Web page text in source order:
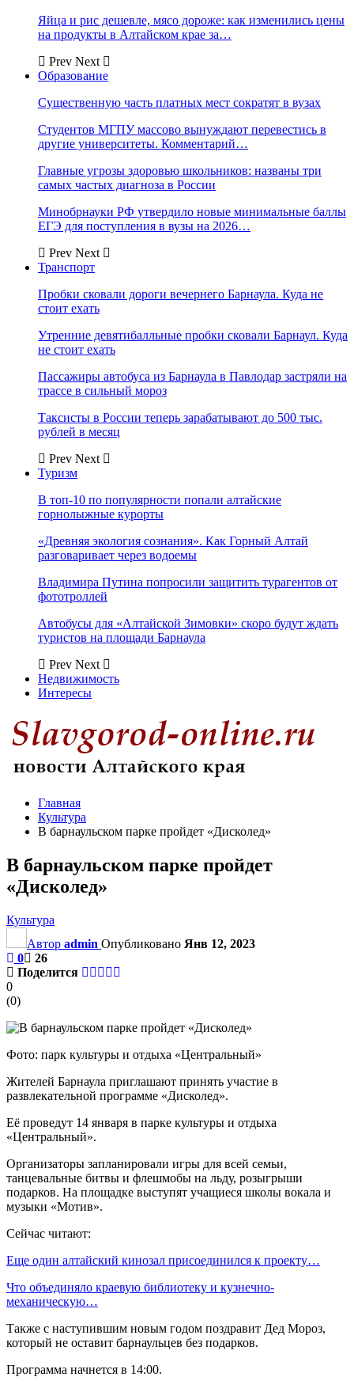
Яйца и рис дешевле, мясо дороже: как изменились цены
на продукты в Алтайском крае за…
Prev Next
Образование
Существенную часть платных мест сократят в вузах
Студентов МГПУ массово вынуждают перевестись в
другие университеты. Комментарий…
Главные угрозы здоровью школьников: названы три
самых частых диагноза в России
Минобрнауки РФ утвердило новые минимальные баллы
ЕГЭ для поступления в вузы на 2026…
Prev Next
Транспорт
Пробки сковали дороги вечернего Барнаула. Куда не
стоит ехать
Утренние девятибалльные пробки сковали Барнаул. Куда
не стоит ехать
Пассажиры автобуса из Барнаула в Павлодар застряли на
трассе в сильный мороз
Таксисты в России теперь зарабатывают до 500 тыс.
рублей в месяц
Prev Next
Туризм
В топ-10 по популярности попали алтайские
горнолыжные курорты
«Древняя экология сознания». Как Горный Алтай
разговаривает через водоемы
Владимира Путина попросили защитить турагентов от
фототроллей
Автобусы для «Алтайской Зимовки» скоро будут ждать
туристов на площади Барнаула
Prev Next
Недвижимость
Интересы
Главная
Культура
В барнаульском парке пройдет «Дисколед»
В барнаульском парке пройдет
«Дисколед»
Культура
Автор admin Опубликовано Янв 12, 2023
0
26
Поделится
0
(0)
Фото: парк культуры и отдыха «Центральный»
Жителей Барнаула приглашают принять участие в
развлекательной программе «Дисколед».
Её проведут 14 января в парке культуры и отдыха
«Центральный».
Организаторы запланировали игры для всей семьи,
танцевальные битвы и флешмобы на льду, розыгрыши
подарков. На площадке выступят учащиеся школы вокала и
музыки «Мотив».
Сейчас читают:
Еще один алтайский кинозал присоединился к проекту…
Что объединяло краевую библиотеку и кузнечно-
механическую…
Также с наступившим новым годом поздравит Дед Мороз,
который не оставит барнаульцев без подарков.
Программа начнется в 14:00.